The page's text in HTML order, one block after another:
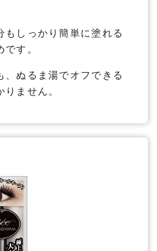
しっかり簡単に塗れる
す。
、ぬるま湯でオフできる
ません。